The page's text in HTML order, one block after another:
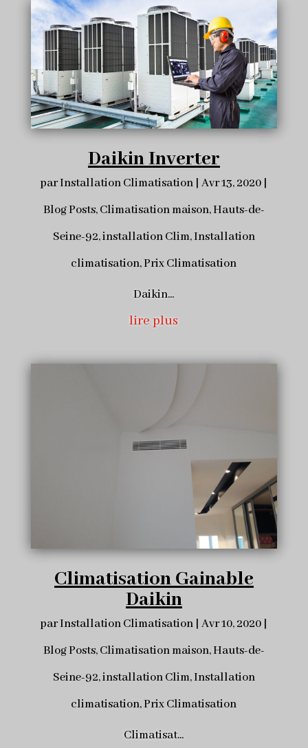
Daikin Inverter
parInstallation Climatisation |Avr 13, 2020
Blog Posts,Climatisation maison,Hauts-de-
Seine-92,installation Clim,Installation
climatisation,Prix Climatisation
Daikin...
lire plus
Climatisation Gainable
Daikin
parInstallation Climatisation |Avr 10, 2020
Blog Posts,Climatisation maison,Hauts-de-
Seine-92,installation Clim,Installation
climatisation,Prix Climatisation
Climatisat...